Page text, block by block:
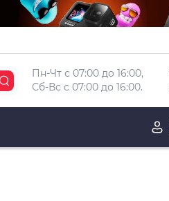
Пн-Чт с 07:00 до 16:00,
Сб-Вс с 07:00 до 16:00.